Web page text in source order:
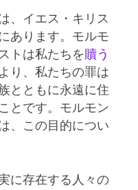
、イエス・キリス
あります。モルモ
トは私たちを贖う
り、私たちの罪は
とともに永遠に住
とです。モルモン
、この目的につい
に存在する人々の